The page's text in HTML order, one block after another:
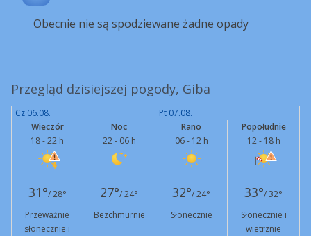
Obecnie nie są spodziewane żadne opady
Przegląd dzisiejszej pogody, Giba
Cz 06.08.
Pt 07.08.
Wieczór
18 - 22 h
Noc
22 - 06 h
Rano
06 - 12 h
Popołudnie
12 - 18 h
31°/ 28° 27°/ 24° 32°/ 24° 33°/ 32°
Przeważnie
słonecznie i
Bezchmurnie Słonecznie
Słonecznie i
wietrznie